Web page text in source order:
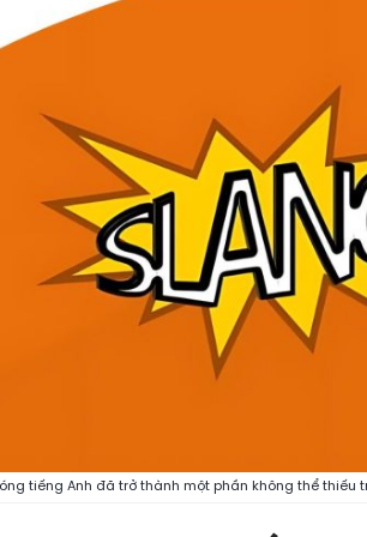
tiếng Anh đã trở thành một phần không thể thiếu